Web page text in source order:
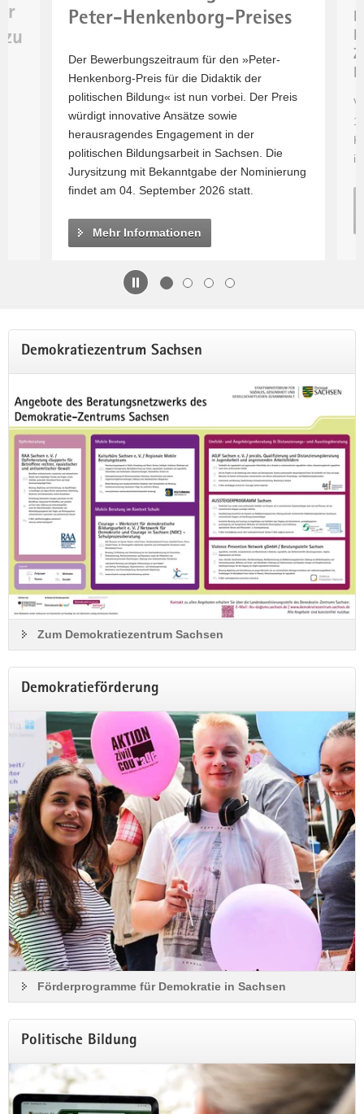
v
Informationen
zur
Peter-Henkenborg-Preises
Der Bewerbungszeitraum für den »Peter-
Henkenborg-Preis für die Didaktik der
politischen Bildung« ist nun vorbei. Der Preis
würdigt innovative Ansätze sowie
herausragendes Engagement in der
politischen Bildungsarbeit in Sachsen. Die
Jurysitzung mit Bekanntgabe der Nominierung
findet am 04. September 2026 statt.
Mehr Informationen
Save the date für die
Festveranstaltung des Peter-
Henkenborg-Preises
Preis würdigt innovative Ansätze sowie herausragendes
Engagement in der politischen Bildungsarbeit in Sachsen.
04. September 2026 statt.
Mehr Informationen
Jetzt anmelden!
Modulare Fortbildung »Zwischen Konflikt und
Konsens - Zivilgesellschaft und Polizei im
Demokratiezentrum Sachsen
Zum Demokratiezentrum Sachsen
Demokratieförderung
Förderprogramme für Demokratie in Sachsen
Politische Bildung